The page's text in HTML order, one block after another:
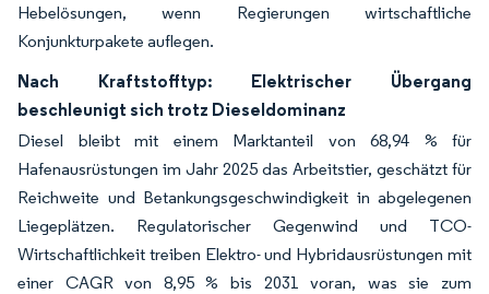
Hebelösungen, wenn Regierungen wirtschaftliche
Konjunkturpakete auflegen.
Nach Kraftstofftyp: Elektrischer Übergang
beschleunigt sich trotz Dieseldominanz
Diesel bleibt mit einem Marktanteil von 68,94 % für
Hafenausrüstungen im Jahr 2025 das Arbeitstier, geschätzt für
Reichweite und Betankungsgeschwindigkeit in abgelegenen
Liegeplätzen. Regulatorischer Gegenwind und TCO-
Wirtschaftlichkeit treiben Elektro- und Hybridausrüstungen mit
einer CAGR von 8,95 % bis 2031 voran, was sie zum